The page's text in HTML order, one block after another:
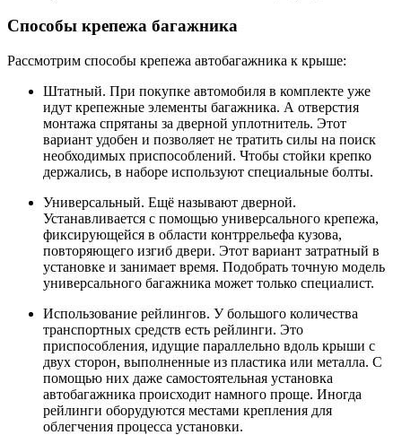
Способы крепежа багажника
Рассмотрим способы крепежа автобагажника к крыше:
Штатный. При покупке автомобиля в комплекте уже
идут крепежные элементы багажника. А отверстия
монтажа спрятаны за дверной уплотнитель. Этот
вариант удобен и позволяет не тратить силы на поиск
необходимых приспособлений. Чтобы стойки крепко
держались, в наборе используют специальные болты.
Универсальный. Ещё называют дверной.
Устанавливается с помощью универсального крепежа,
фиксирующейся в области контррельефа кузова,
повторяющего изгиб двери. Этот вариант затратный в
установке и занимает время. Подобрать точную модель
универсального багажника может только специалист.
Использование рейлингов. У большого количества
транспортных средств есть рейлинги. Это
приспособления, идущие параллельно вдоль крыши с
двух сторон, выполненные из пластика или металла. С
помощью них даже самостоятельная установка
автобагажника происходит намного проще. Иногда
рейлинги оборудуются местами крепления для
облегчения процесса установки.